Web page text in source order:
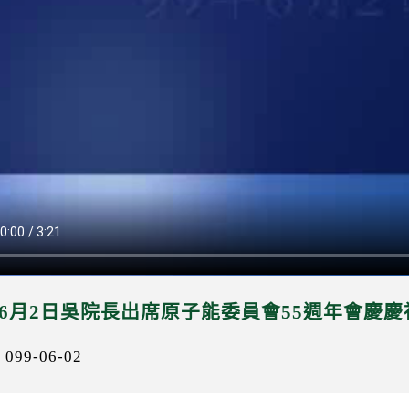
月2日吳院長出席原子能委員會55週年會慶慶
099-06-02